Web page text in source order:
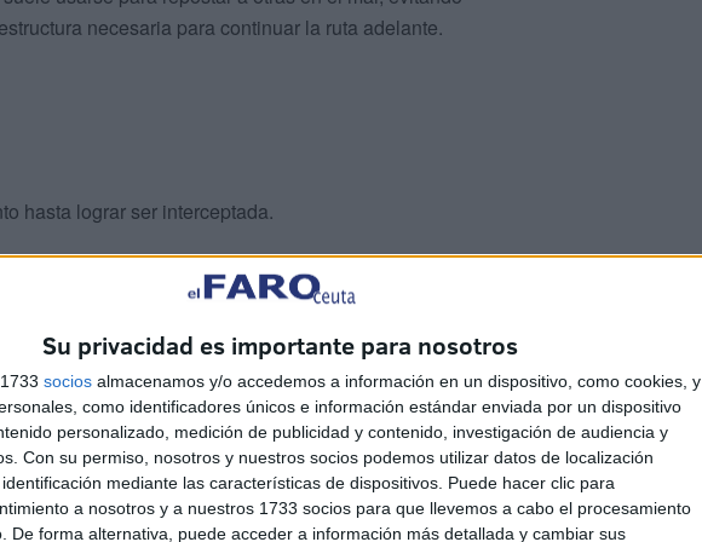
Su privacidad es importante para nosotros
socios almacenamos y/o accedemos a información en un dispositivo, como cookies, y
como identificadores únicos e información estándar enviada por un dispositivo
personalizado, medición de publicidad y contenido, investigación de audiencia y
Con su permiso, nosotros y nuestros socios podemos utilizar datos de localización
mediante las características de dispositivos. Puede hacer clic para
a nosotros y a nuestros 1733 socios para que llevemos a cabo el procesamiento
De forma alternativa, puede acceder a información más detallada y cambiar sus
necesaria para continuar la ruta adelante.
hasta lograr ser interceptada.
que la lancha tenía en su interior un total de 53
una, conteniendo un total de 1.325. Del mismo modo
así como de elementos de transmisión.
español residente en Ceuta y tres súbditos